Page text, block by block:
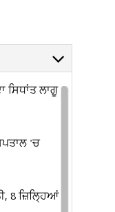
ਸਿਧਾਂਤ ਲਾਗੂ
'ਚ
8 ਜ਼ਿਲ੍ਹਿਆਂ